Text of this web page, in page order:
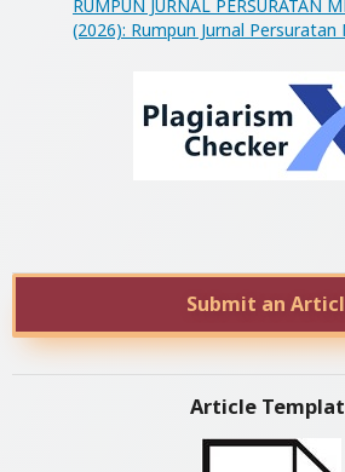
RUMPUN JURNAL PERSURATAN
(2026): Rumpun Jurnal Persuratan
Submit an
Article